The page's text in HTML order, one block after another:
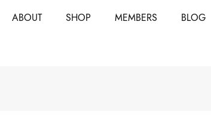
ABOUT SHOP MEMBERS BLOG